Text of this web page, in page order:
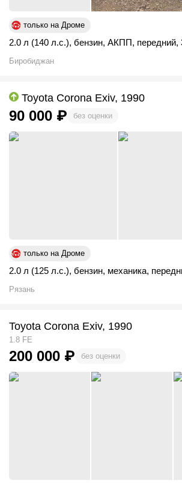
только на Дроме
2.0 л (140 л.с.), бензин, АКПП, передний,
Биробиджан
Toyota Corona Exiv, 1990
90 000 ₽ без оценки
только на Дроме
2.0 л (125 л.с.), бензин, механика,
Рязань
Toyota Corona Exiv, 1990
1.8 FE
200 000 ₽ без оценки